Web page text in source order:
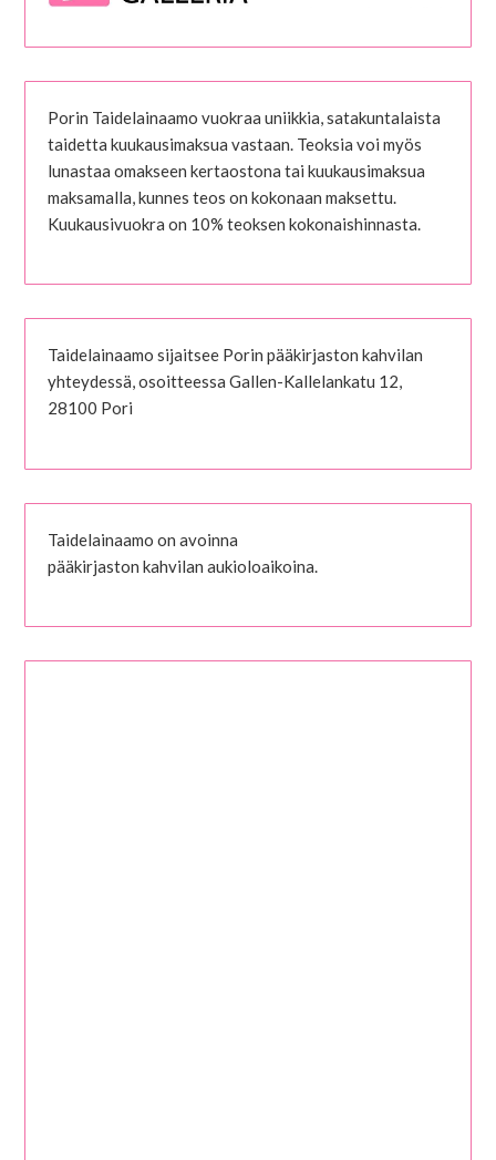
Porin Taidelainaamo vuokraa uniikkia, satakuntalaista
taidetta kuukausimaksua vastaan. Teoksia voi myös
lunastaa omakseen kertaostona tai kuukausimaksua
maksamalla, kunnes teos on kokonaan maksettu.
Kuukausivuokra on 10% teoksen kokonaishinnasta.
Taidelainaamo sijaitsee Porin pääkirjaston kahvilan
yhteydessä, osoitteessa Gallen-Kallelankatu 12,
28100 Pori
Taidelainaamo on avoinna
pääkirjaston kahvilan aukioloaikoina.